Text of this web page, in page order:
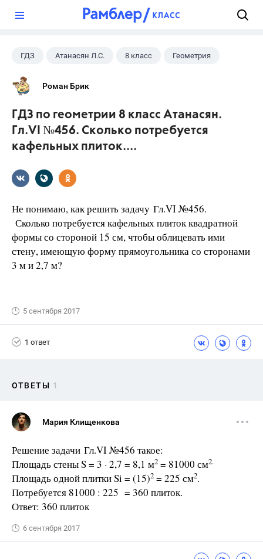
ГДЗ Атанасян Л.С. 8 класс Геометрия
Роман Брик
ГДЗ по геометрии 8 класс Атанасян.
Гл.VI №456. Сколько потребуется
кафельных плиток....
Не понимаю, как решить задачу Гл.VI №456.
Сколько потребуется кафельных плиток квадратной
формы со стороной 15 см, чтобы облицевать ими
стену, имеющую форму прямоугольника со сторонами
3 м и 2,7 м?
5 сентября 2017
1 ответ
ОТВЕТЫ 1
Мария Клищенкова
Решение задачи Гл.VI №456 такое:
Площадь стены S = 3 · 2,7 = 8,1 м2 = 81000 см2.
Площадь одной плитки Si = (15)2 = 225 см2.
Потребуется 81000 : 225 = 360 плиток.
Ответ: 360 плиток
6 сентября 2017